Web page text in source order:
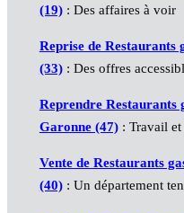
(19): Des affaires à voir
Reprise de Restaurants
(33): Des offres
Reprendre Restaurants
Garonne (47): Travail et
Vente de Restaurants
(40): Un département